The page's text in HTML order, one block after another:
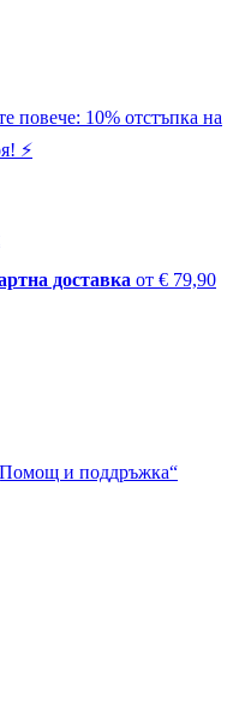
повече: 10% отстъпка на
⚡️
доставка от € 79,90
и поддръжка“